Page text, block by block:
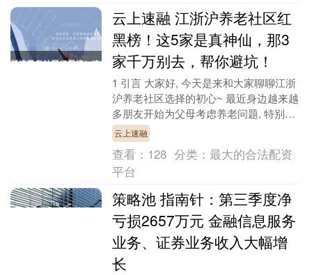
云上速融 江浙沪养老社区红
黑榜！这5家是真神仙，那3
家千万别去，帮你避坑！
1 引言 大家好, 今天是来和大家聊聊江浙
沪养老社区选择的初心~ 最近身边越来越
多朋友开始为父母考虑养老问题, 特别是
看到那些"养老社区爆雷"的新闻, 真的是
让....
云上速融
查看： 128 分类：最大的合法配资
平台
策略池 指南针：第三季度净
亏损2657万元 金融信息服务
业务、证券业务收入大幅增
长